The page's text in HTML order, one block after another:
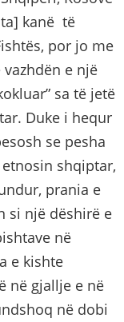
kanë të
por jo me
e një
sa të jetë
Duke i hequr
se pesha
shqiptar,
prania e
si një dëshirë e
në
e kishte
në gjallje e në
në dobi